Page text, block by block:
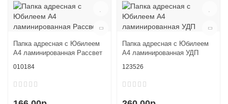
Папка адресная с Юбилеем
А4 ламинированная Рассвет
010184
Папка адресная с Юбилеем
А4 ламинированная УДП
123526